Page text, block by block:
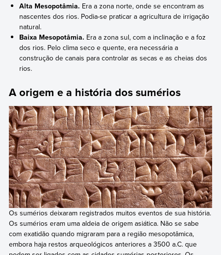
Alta Mesopotâmia. Era a zona norte, onde se encontram as
nascentes dos rios. Podia-se praticar a agricultura de irrigação
natural.
Baixa Mesopotâmia. Era a zona sul, com a inclinação e a foz
dos rios. Pelo clima seco e quente, era necessária a
construção de canais para controlar as secas e as cheias dos
rios.
A origem e a história dos sumérios
Os sumérios deixaram registrados muitos eventos de sua história.
Os sumérios eram uma aldeia de origem asiática. Não se sabe
com exatidão quando migraram para a região mesopotâmica,
embora haja restos arqueológicos anteriores a 3500 a.C. que